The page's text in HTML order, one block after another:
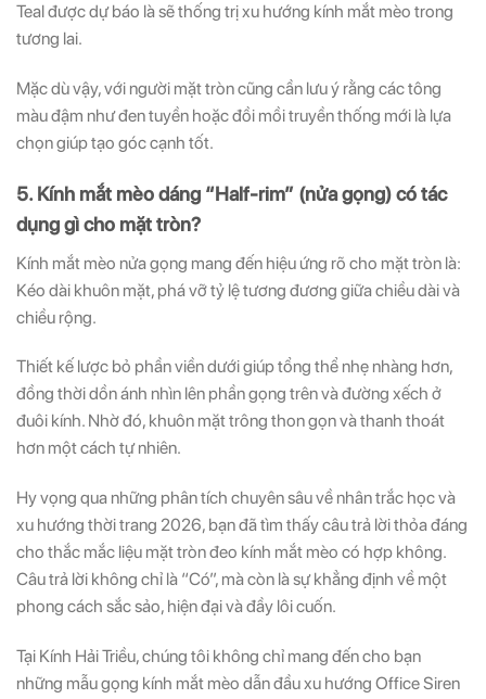
Teal được dự báo là sẽ thống trị xu hướng kính mắt mèo trong
tương lai.
Mặc dù vậy, với người mặt tròn cũng cần lưu ý rằng các tông
màu đậm như đen tuyền hoặc đồi mồi truyền thống mới là lựa
chọn giúp tạo góc cạnh tốt.
5. Kính mắt mèo dáng “Half-rim” (nửa gọng) có tác
dụng gì cho mặt tròn?
Kính mắt mèo nửa gọng mang đến hiệu ứng rõ cho mặt tròn là:
Kéo dài khuôn mặt, phá vỡ tỷ lệ tương đương giữa chiều dài và
chiều rộng.
Thiết kế lược bỏ phần viền dưới giúp tổng thể nhẹ nhàng hơn,
đồng thời dồn ánh nhìn lên phần gọng trên và đường xếch ở
đuôi kính. Nhờ đó, khuôn mặt trông thon gọn và thanh thoát
hơn một cách tự nhiên.
Hy vọng qua những phân tích chuyên sâu về nhân trắc học và
xu hướng thời trang 2026, bạn đã tìm thấy câu trả lời thỏa đáng
cho thắc mắc liệu mặt tròn đeo kính mắt mèo có hợp không.
Câu trả lời không chỉ là “Có”, mà còn là sự khẳng định về một
phong cách sắc sảo, hiện đại và đầy lôi cuốn.
Tại Kính Hải Triều, chúng tôi không chỉ mang đến cho bạn
những mẫu gọng kính mắt mèo dẫn đầu xu hướng Office Siren